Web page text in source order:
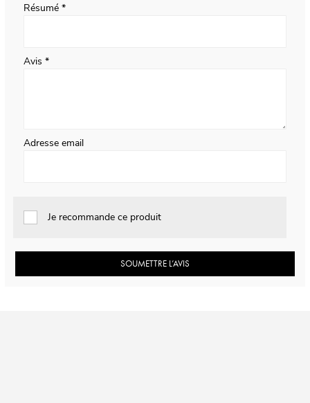
Résumé
Avis
Adresse email
Je recommande ce produit
SOUMETTRE L’AVIS